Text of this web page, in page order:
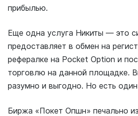
прибылью.
Еще одна услуга Никиты — это
предоставляет в обмен на
рефералке на Pocket Option и
торговлю на данной площадке.
разумно и выгодно. Но есть
Биржа «Покет Опшн» печально